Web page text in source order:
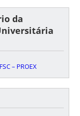
da
– PROEX